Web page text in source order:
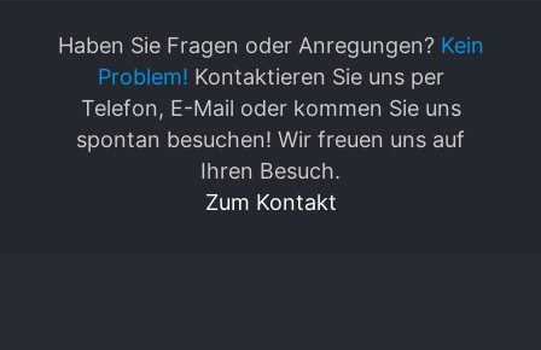
Haben Sie Fragen oder Anregungen? Kein
Problem! Kontaktieren Sie uns per
Telefon, E-Mail oder kommen Sie uns
spontan besuchen! Wir freuen uns auf
Ihren Besuch.
Zum Kontakt